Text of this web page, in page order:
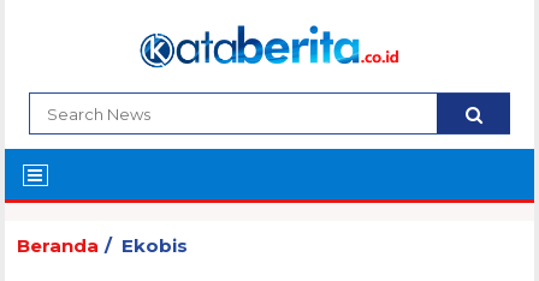
Beranda Ekobis